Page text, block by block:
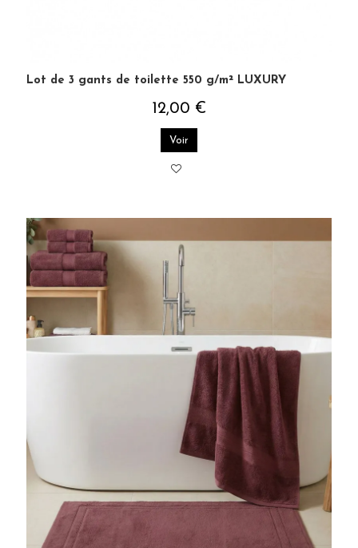
Lot de 3 gants de toilette 550 g/m² LUXURY
12,00 €
Voir